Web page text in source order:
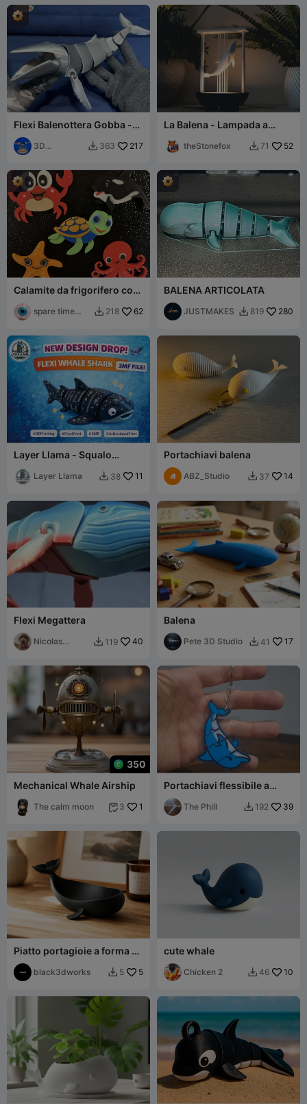
Flexi Balenottera Gobba -
Nuovo Tipo (stampa in
loco)3D
 363 217
La Balena - Lampada a
theStonefox  71 52
Calamite da frigorifero con
creature marine
spare time
 218 62
BALENA ARTICOLATA
JUSTMAKES  819 280
Layer Llama - Squalo
Layer Llama  38 11
Portachiavi balena
ABZ_Studio  37 14
Flexi Megattera
Nicolas
 119 40
Balena
Pete 3D Studio  41 17
350
Mechanical Whale Airship
The calm moon  3 1
Portachiavi flessibile a
forma di delfino
The Phill  192 39
Piatto portagioie a forma di
balena - Vassoio Oceano
black3dworks  5 5
cute whale
Chicken 2  46 10